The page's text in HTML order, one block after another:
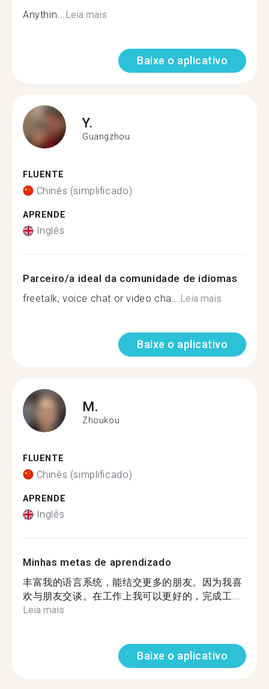
Anythin...Leia mais
Baixe o aplicativo
Y.
Guangzhou
FLUENTE
Chinês (simplificado)
APRENDE
Inglês
Parceiro/a ideal da comunidade de idiomas
freetalk, voice chat or video cha...Leia mais
Baixe o aplicativo
M.
Zhoukou
FLUENTE
Chinês (simplificado)
APRENDE
Inglês
Minhas metas de aprendizado
丰富我的语言系统，能结交更多的朋友。因为我喜
欢与朋友交谈。在工作上我可以更好的，完成工...
Leia mais
Baixe o aplicativo